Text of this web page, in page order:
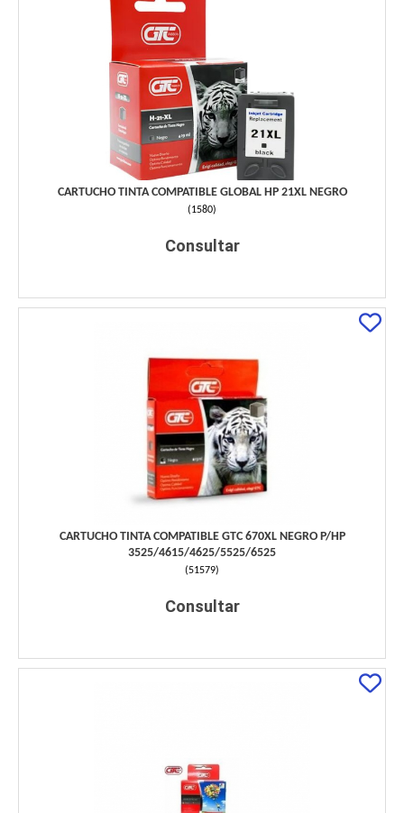
CARTUCHO TINTA COMPATIBLE GLOBAL HP 21XL NEGRO
(1580)
Consultar
CARTUCHO TINTA COMPATIBLE GTC 670XL NEGRO P/HP
3525/4615/4625/5525/6525
(51579)
Consultar